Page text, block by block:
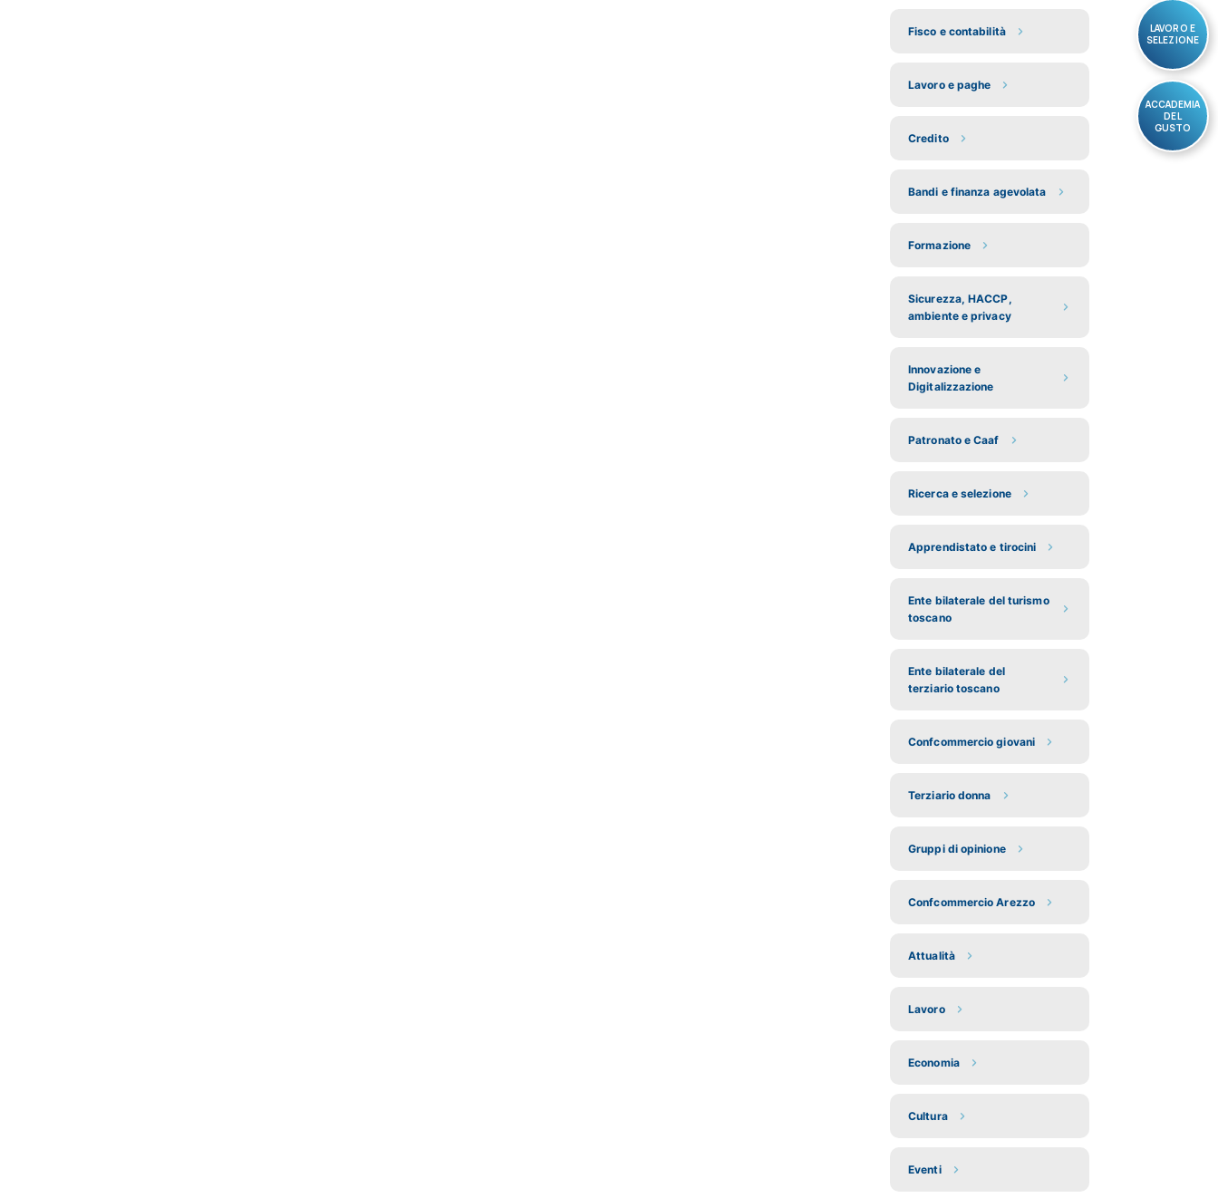
LAVORO E
SELEZIONE
ACCADEMIA
DEL
GUSTO
Fisco e contabilità
Lavoro e paghe
Credito
Bandi e finanza agevolata
Formazione
Sicurezza, HACCP,
ambiente e privacy
Innovazione e
Digitalizzazione
Patronato e Caaf
Ricerca e selezione
Apprendistato e tirocini
Ente bilaterale del turismo
toscano
Ente bilaterale del
terziario toscano
Confcommercio giovani
Terziario donna
Gruppi di opinione
Confcommercio Arezzo
Attualità
Lavoro
Economia
Cultura
Eventi